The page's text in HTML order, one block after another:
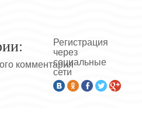
Регистрация
через
социальные
сети
комментария